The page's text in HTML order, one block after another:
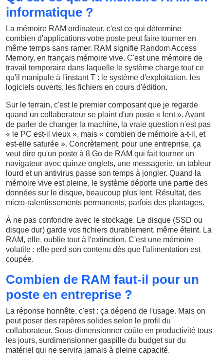
informatique ?
La mémoire RAM ordinateur, c'est ce qui détermine
combien d'applications votre poste peut faire tourner en
même temps sans ramer. RAM signifie Random Access
Memory, en français mémoire vive. C'est une mémoire de
travail temporaire dans laquelle le système charge tout ce
qu'il manipule à l'instant T : le système d'exploitation, les
logiciels ouverts, les fichiers en cours d'édition.
Sur le terrain, c'est le premier composant que je regarde
quand un collaborateur se plaint d'un poste « lent ». Avant
de parler de changer la machine, la vraie question n'est pas
« le PC est-il vieux », mais « combien de mémoire a-t-il, et
est-elle saturée ». Concrètement, pour une entreprise, ça
veut dire qu'un poste à 8 Go de RAM qui fait tourner un
navigateur avec quinze onglets, une messagerie, un tableur
lourd et un antivirus passe son temps à jongler. Quand la
mémoire vive est pleine, le système déporte une partie des
données sur le disque, beaucoup plus lent. Résultat, des
micro-ralentissements permanents, parfois des plantages.
À ne pas confondre avec le stockage. Le disque (SSD ou
disque dur) garde vos fichiers durablement, même éteint. La
RAM, elle, oublie tout à l'extinction. C'est une mémoire
volatile : elle perd son contenu dès que l'alimentation est
coupée.
Combien de RAM faut-il pour un
poste en entreprise ?
La réponse honnête, c'est : ça dépend de l'usage. Mais on
peut poser des repères solides selon le profil du
collaborateur. Sous-dimensionner coûte en productivité tous
les jours, surdimensionner gaspille du budget sur du
matériel qui ne servira jamais à pleine capacité.